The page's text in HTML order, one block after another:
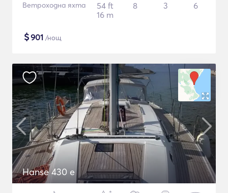
Ветроходна яхта
54 ft
16 m
8 3 6
$901 /нощ
Hanse 430 e